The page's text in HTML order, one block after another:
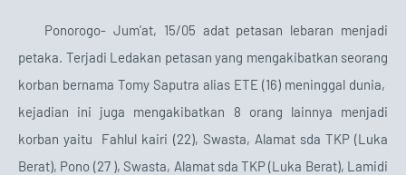
Ponorogo- Jum'at, 15/05 adat petasan lebaran menjadi
petaka. Terjadi Ledakan petasan yang mengakibatkan seorang
korban bernama Tomy Saputra alias ETE (16) meninggal dunia,
kejadian ini juga mengakibatkan 8 orang lainnya menjadi
korban yaitu
Fahlul kairi (22), Swasta, Alamat sda TKP (Luka
Berat), Pono (27 ), Swasta, Alamat sda TKP (Luka Berat), Lamidi